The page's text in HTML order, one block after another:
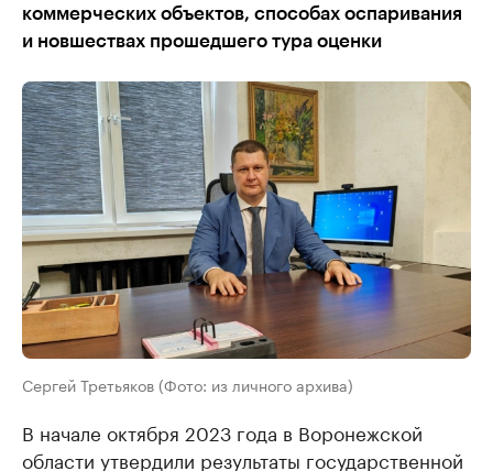
коммерческих объектов, способах оспаривания
и новшествах прошедшего тура оценки
Сергей Третьяков (Фото: из личного архива)
В начале октября 2023 года в Воронежской
области утвердили результаты государственной